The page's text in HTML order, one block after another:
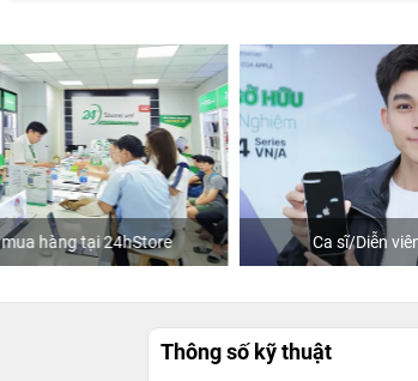
hàng tại 24hStore Ca sĩ/Diễn viên
Thông số kỹ thuật